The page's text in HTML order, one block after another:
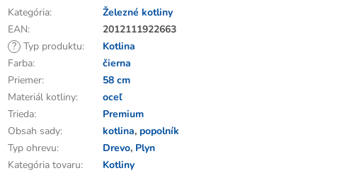
Kategória:
Železné kotliny
EAN:
2012111922663
? Typ produktu:
Kotlina
Farba:
čierna
Priemer:
58 cm
Materiál kotliny:
oceľ
Trieda:
Premium
Obsah sady: kotlina,popolník
Typ ohrevu: Drevo, Plyn
Kategória tovaru:
Kotliny